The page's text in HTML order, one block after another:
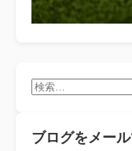
検
ブログをメー